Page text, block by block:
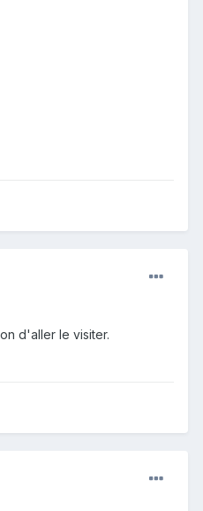
d'aller le visiter.